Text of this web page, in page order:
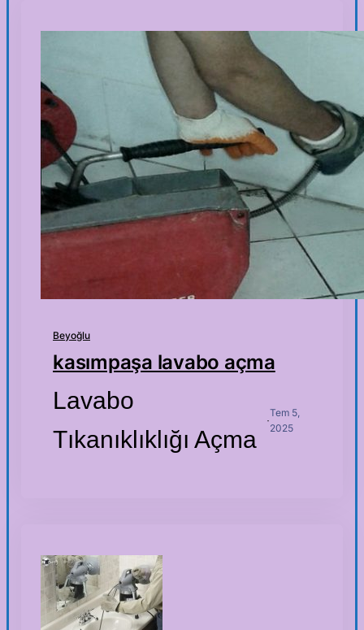
Beyoğlu
kasımpaşa lavabo açma
Lavabo
Tıkanıklıklığı Açma
·
Tem 5,
2025